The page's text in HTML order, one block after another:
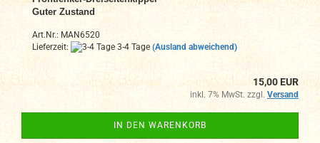
Guter Zustand
Art.Nr.: MAN6520
Lieferzeit:
3-4 Tage (Ausland abweichend)
15,00 EUR
inkl. 7% MwSt. zzgl. Versand
IN DEN WARENKORB